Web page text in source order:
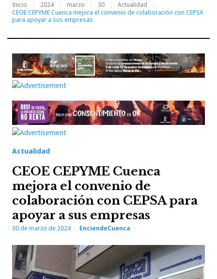
Inicio 2024 marzo 30
Actualidad
CEOE CEPYME Cuenca mejora el convenio de colaboración con CEPSA
para apoyar a sus empresas
Actualidad
CEOE CEPYME Cuenca
mejora el convenio de
colaboración con CEPSA para
apoyar a sus empresas
30 de marzo de 2024 EnciendeCuenca